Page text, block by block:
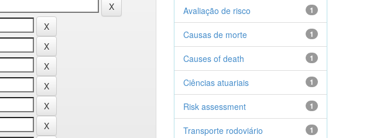
1
Avaliação de risco
1
Causas de morte
1
Causes of death
1
Ciências atuariais
1
Risk assessment
1
Transporte rodoviário